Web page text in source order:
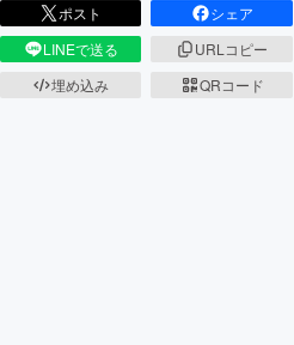
ポスト
シェア
LINEで送る
URLコピー
埋め込み
QRコード